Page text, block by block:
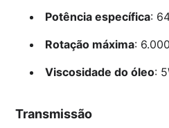
Potência específica:
Rotação máxima:
Viscosidade do óleo:
Transmissão